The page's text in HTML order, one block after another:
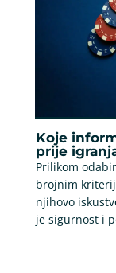
Koje
prije
Prilikom
brojnim
njihovo
je sigurnost i